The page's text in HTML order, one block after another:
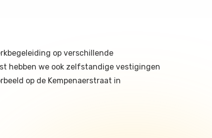
op verschillende
hebben we ook zelfstandige vestigingen
op de Kempenaerstraat in